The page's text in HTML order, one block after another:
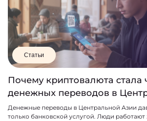
Статьи
Почему криптовалюта стала
денежных переводов в
Денежные переводы в Центральной Азии
только банковской услугой. Люди работают